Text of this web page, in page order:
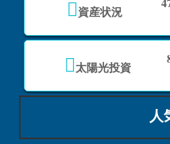
資産状況
太陽光投資
人